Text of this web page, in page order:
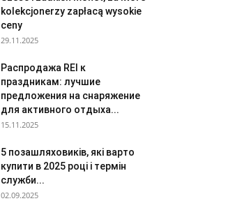
kolekcjonerzy zapłacą wysokie
ceny
29.11.2025
Распродажа REI к
праздникам: лучшие
предложения на снаряжение
для активного отдыха...
15.11.2025
5 позашляховиків, які варто
купити в 2025 році і термін
служби...
02.09.2025